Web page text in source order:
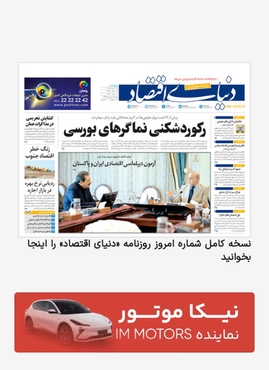
نسخه کامل شماره امروز روزنامه «دنیای‌ اقتصاد» را اینجا
بخوانید